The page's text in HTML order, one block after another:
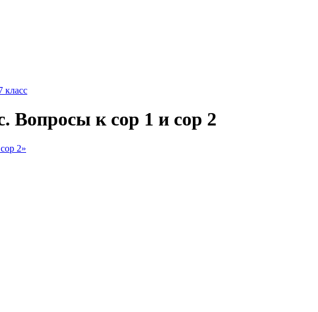
класс
Вопросы к сор 1 и сор 2
2»